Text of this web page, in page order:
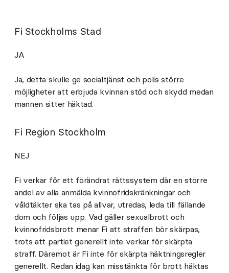
Fi Stockholms Stad
JA
Ja, detta skulle ge socialtjänst och polis större
möjligheter att erbjuda kvinnan stöd och skydd medan
mannen sitter häktad.
Fi Region Stockholm
NEJ
Fi verkar för ett förändrat rättssystem där en större
andel av alla anmälda kvinnofridskränkningar och
våldtäkter ska tas på allvar, utredas, leda till fällande
dom och följas upp. Vad gäller sexualbrott och
kvinnofridsbrott menar Fi att straffen bör skärpas,
trots att partiet generellt inte verkar för skärpta
straff. Däremot är Fi inte för skärpta häktningsregler
generellt. Redan idag kan misstänkta för brott häktas